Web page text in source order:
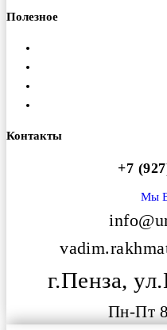
Полезное
Контакты
+7
Мы
г.Пенза,
Пн-Пт